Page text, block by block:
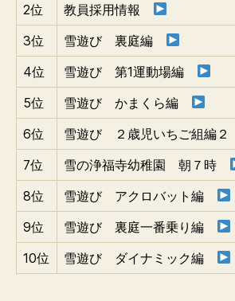
2位
教員採用情報
3位
雪遊び 裏庭編
4位
雪遊び 第1運動場編
5位
雪遊び かまくら編
6位
雪遊び ２歳児いちご組編２
7位
雪の浄福寺幼稚園 朝７時
8位
雪遊び アクロバット編
9位
雪遊び 裏庭一番乗り編
10位
雪遊び ダイナミック編